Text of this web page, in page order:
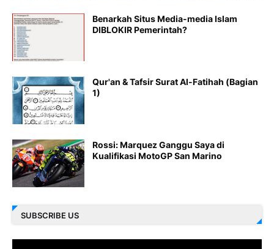
Benarkah Situs Media-media Islam
DIBLOKIR Pemerintah?
Qur'an & Tafsir Surat Al-Fatihah (Bagian
1)
Rossi: Marquez Ganggu Saya di
Kualifikasi MotoGP San Marino
SUBSCRIBE US